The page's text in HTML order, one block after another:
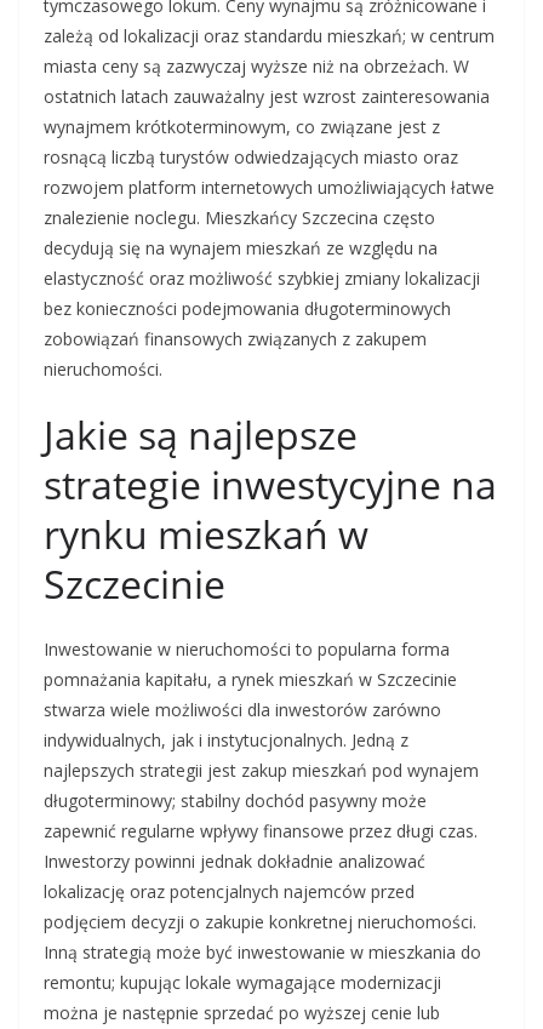
tymczasowego lokum. Ceny wynajmu są zróżnicowane i
zależą od lokalizacji oraz standardu mieszkań; w centrum
miasta ceny są zazwyczaj wyższe niż na obrzeżach. W
ostatnich latach zauważalny jest wzrost zainteresowania
wynajmem krótkoterminowym, co związane jest z
rosnącą liczbą turystów odwiedzających miasto oraz
rozwojem platform internetowych umożliwiających łatwe
znalezienie noclegu. Mieszkańcy Szczecina często
decydują się na wynajem mieszkań ze względu na
elastyczność oraz możliwość szybkiej zmiany lokalizacji
bez konieczności podejmowania długoterminowych
zobowiązań finansowych związanych z zakupem
nieruchomości.
Jakie są najlepsze
strategie inwestycyjne na
rynku mieszkań w
Szczecinie
Inwestowanie w nieruchomości to popularna forma
pomnażania kapitału, a rynek mieszkań w Szczecinie
stwarza wiele możliwości dla inwestorów zarówno
indywidualnych, jak i instytucjonalnych. Jedną z
najlepszych strategii jest zakup mieszkań pod wynajem
długoterminowy; stabilny dochód pasywny może
zapewnić regularne wpływy finansowe przez długi czas.
Inwestorzy powinni jednak dokładnie analizować
lokalizację oraz potencjalnych najemców przed
podjęciem decyzji o zakupie konkretnej nieruchomości.
Inną strategią może być inwestowanie w mieszkania do
remontu; kupując lokale wymagające modernizacji
można je następnie sprzedać po wyższej cenie lub